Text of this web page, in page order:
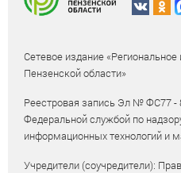
Сетевое издание
Пензенской области»
Реестровая запись Эл № ФС77 -
Федеральной службой по
информационных технологий и
Учредители (соучредители):